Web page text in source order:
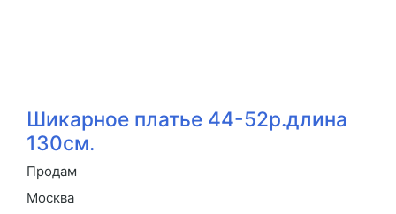
Шикарное платье 44-52р.длина
130см.
Продам
Москва